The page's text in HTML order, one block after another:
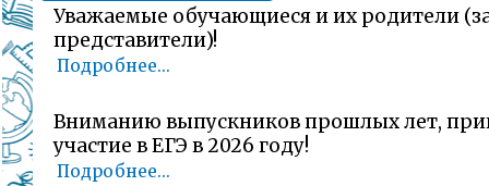
Уважаемые обучающиеся и их родители
представители)!
Подробнее...
Вниманию выпускников прошлых лет,
участие в ЕГЭ в 2026 году!
Подробнее...